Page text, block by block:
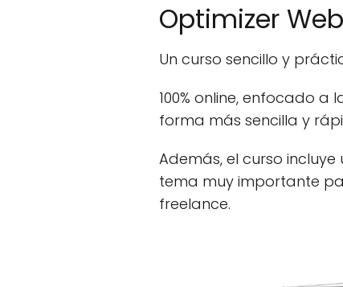
Optimizer Web
Un curso sencillo y
100% online, enfocado
forma más sencilla y
Además, el curso
tema muy importante
freelance.